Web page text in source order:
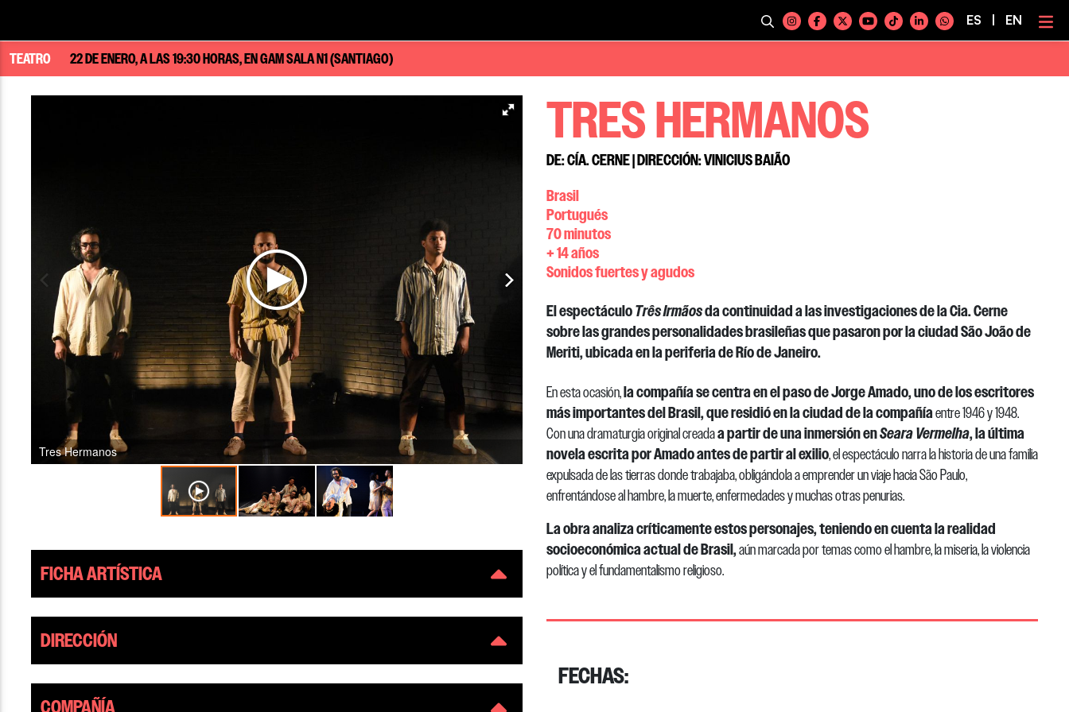
ES EN
TEATRO 22 DE ENERO, A LAS 19:30 HORAS, EN GAM SALA N1 (SANTIAGO)
Tres Hermanos Leandro Fazolla
FICHA ARTÍSTICA
DIRECCIÓN
COMPAÑÍA
TRES HERMANOS
DE: CÍA. CERNE | DIRECCIÓN: VINICIUS BAIÃO
Brasil
Portugués
70 minutos
+ 14 años
Sonidos fuertes y agudos
El espectáculoTrêsIrmãosda continuidad a las investigacionesde la Cia. Cerne
sobre lasgrandes personalidades brasileñas que pasaron porla ciudadSão João de
Meriti, ubicada en la periferia de Río de Janeiro.
En esta ocasión,la compañía se centra en el paso de Jorge Amado,uno de los escritores
más importantes del Brasil, que residió en la ciudad de la compañíaentre 1946 y 1948.
Con una dramaturgia original creadaa partir de una inmersión enSearaVermelha, la última
novela escrita por Amado antes de partir al exilio, el espectáculo narra la historia de una familia
expulsada de las tierras donde trabajaba, obligándola a emprender un viaje hacia São Paulo,
enfrentándose al hambre, la muerte, enfermedades y muchas otras penurias.
La obra analiza críticamente estos personajes, teniendo en cuenta la realidad
socioeconómica actual de Brasil,aún marcada por temas como el hambre, la miseria, la violencia
política y el fundamentalismo religioso.
FECHAS: